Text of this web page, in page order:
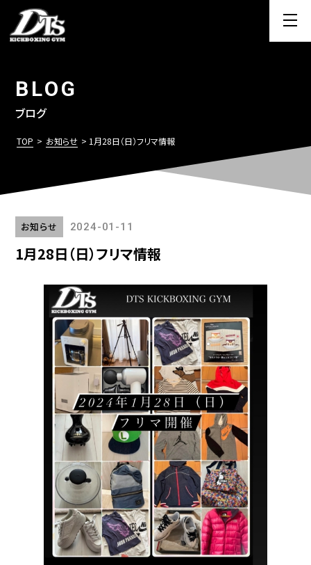
BLOG
ブログ
TOP > お知らせ > 1月28日（日）フリマ情報
お知らせ 2024-01-11
1月28日（日）フリマ情報